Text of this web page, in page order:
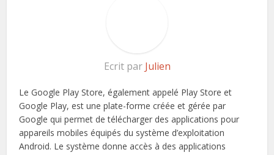
Ecrit par Julien
Le Google Play Store, également appelé Play Store et
Google Play, est une plate-forme créée et gérée par
Google qui permet de télécharger des applications pour
appareils mobiles équipés du système d’exploitation
Android. Le système donne accès à des applications